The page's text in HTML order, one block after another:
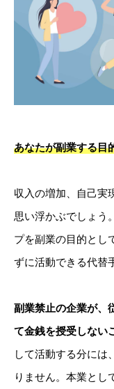
あなたが副業する目
収入の増加、自己実
思い浮かぶでしょう
プを副業の目的とし
ずに活動できる代替
副業禁止の企業が、
て金銭を授受しない
して活動する分には
りません。本業とし